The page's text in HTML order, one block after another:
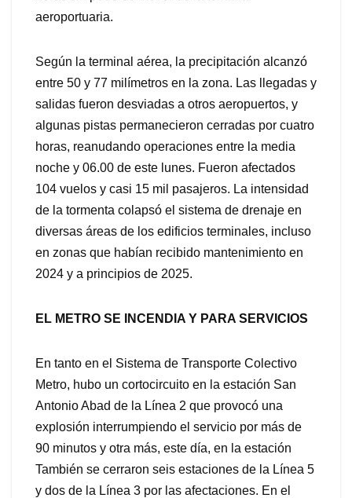
aeroportuaria.
Según la terminal aérea, la precipitación alcanzó
entre 50 y 77 milímetros en la zona. Las llegadas y
salidas fueron desviadas a otros aeropuertos, y
algunas pistas permanecieron cerradas por cuatro
horas, reanudando operaciones entre la media
noche y 06.00 de este lunes. Fueron afectados
104 vuelos y casi 15 mil pasajeros. La intensidad
de la tormenta colapsó el sistema de drenaje en
diversas áreas de los edificios terminales, incluso
en zonas que habían recibido mantenimiento en
2024 y a principios de 2025.
EL METRO SE INCENDIA Y PARA SERVICIOS
En tanto en el Sistema de Transporte Colectivo
Metro, hubo un cortocircuito en la estación San
Antonio Abad de la Línea 2 que provocó una
explosión interrumpiendo el servicio por más de
90 minutos y otra más, este día, en la estación
También se cerraron seis estaciones de la Línea 5
y dos de la Línea 3 por las afectaciones. En el